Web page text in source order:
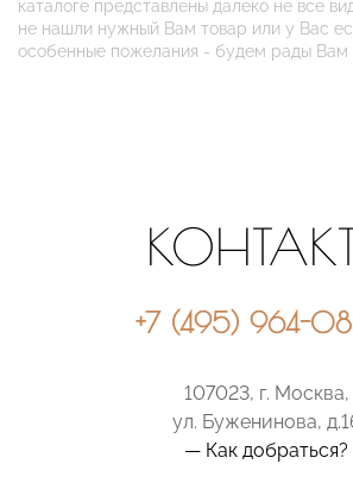
каталоге представлены далеко не все
не нашли нужный Вам товар или у Вас
особенные пожелания - будем рады Вам
+7 (495) 964-
107023, г. Москва,
ул. Буженинова,
— Как добраться?